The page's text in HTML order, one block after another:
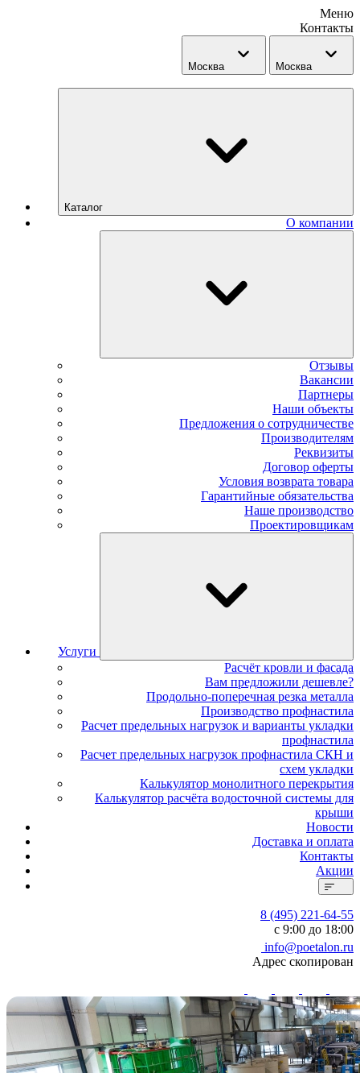
Меню
Контакты
Москва Москва
Каталог
О компании
Отзывы
Вакансии
Партнеры
Наши объекты
Предложения о сотрудничестве
Производителям
Реквизиты
Договор оферты
Условия возврата товара
Гарантийные обязательства
Наше производство
Проектировщикам
Услуги
Расчёт кровли и фасада
Вам предложили дешевле?
Продольно-поперечная резка металла
Производство профнастила
Расчет предельных нагрузок и варианты укладки
профнастила
Расчет предельных нагрузок профнастила СКН и
схем укладки
Калькулятор монолитного перекрытия
Калькулятор расчёта водосточной системы для
крыши
Новости
Доставка и оплата
Контакты
Акции
8 (495) 221-64-55
с 9:00 до 18:00
info@poetalon.ru
Адрес скопирован